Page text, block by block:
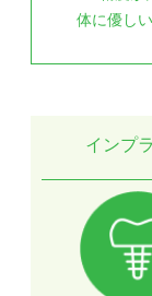
体に優し
インプ